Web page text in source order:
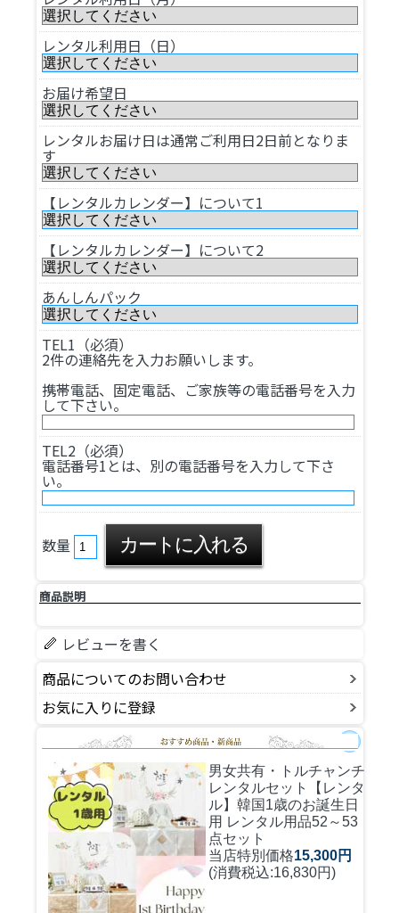
レンタル利用日（日）
お届け希望日
レンタルお届け日は通常ご利用日2日前となりま
す
【レンタルカレンダー】について1
【レンタルカレンダー】について2
あんしんパック
TEL1（必須）
2件の連絡先を入力お願いします。
携帯電話、固定電話、ご家族等の電話番号を入力
して下さい。
TEL2（必須）
電話番号1とは、別の電話番号を入力して下さ
い。
数量
商品説明
レビューを書く
商品についてのお問い合わせ
お気に入りに登録
男女共有・トルチャンチ
レンタルセット
【レンタ
ル】韓国1歳のお誕生日
用 レンタル用品52～53
点セット
当店特別価格15,300円
(消費税込:16,830円)